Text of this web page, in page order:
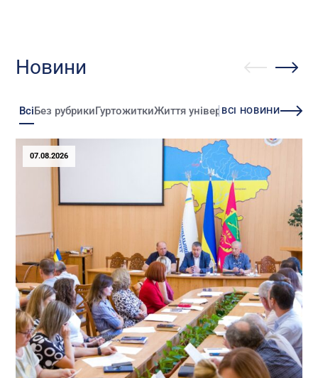
Новини
ВсіБез рубрикиГуртожиткиЖиття університетуЗміни
ВСІ НОВИНИ
07.08.2026